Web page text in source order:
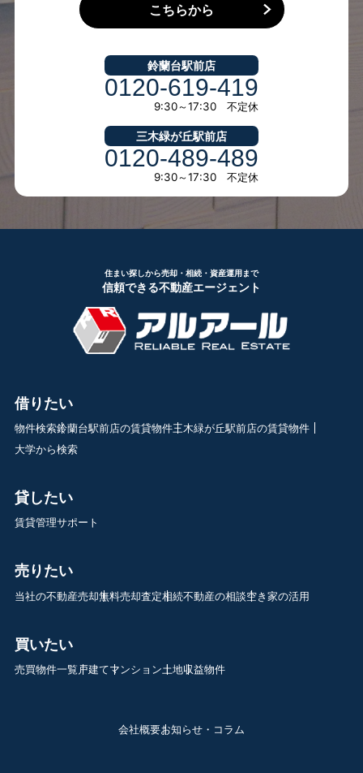
こちらから
鈴蘭台駅前店
0120-619-419
9:30～17:30 不定休
三木緑が丘駅前店
0120-489-489
9:30～17:30 不定休
住まい探しから売却・相続・資産運用まで
信頼できる不動産エージェント
借りたい
物件検索鈴蘭台駅前店の賃貸物件三木緑が丘駅前店の賃貸物件
大学から検索
貸したい
賃貸管理サポート
売りたい
当社の不動産売却無料売却査定相続不動産の相談空き家の活用
買いたい
売買物件一覧戸建てマンション土地収益物件
会社概要お知らせ・コラム